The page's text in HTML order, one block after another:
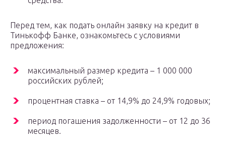
Перед тем, как подать онлайн заявку на кредит в
Тинькофф Банке, ознакомьтесь с условиями
предложения:
максимальный размер кредита – 1 000 000
российских рублей;
процентная ставка – от 14,9% до 24,9% годовых;
период погашения задолженности – от 12 до 36
месяцев.